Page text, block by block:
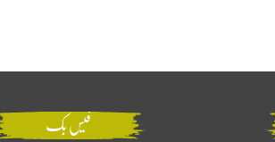
فیس بک